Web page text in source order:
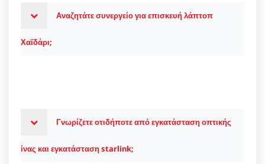
Αναζητάτε συνεργείο για επισκευή λάπτοπ
Χαϊδάρι;
Γνωρίζετε οτιδήποτε από εγκατάσταση οπτικής
ίνας και εγκατάσταση starlink;